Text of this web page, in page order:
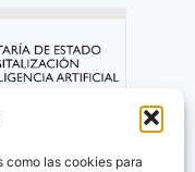
como las cookies para